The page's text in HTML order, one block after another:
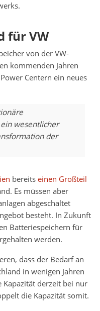
für VW
von der VW-
kommenden Jahren
Centern ein neues
wesentlicher
der
bereitseinen Großteil
Es müssen aber
abgeschaltet
besteht. In Zukunft
Batteriespeichern für
werden.
dass der Bedarf an
in wenigen Jahren
Kapazität derzeit bei nur
die Kapazität somit.